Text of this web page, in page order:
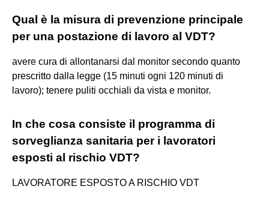
Qual è la misura di prevenzione principale
per una postazione di lavoro al VDT?
avere cura di allontanarsi dal monitor secondo quanto
prescritto dalla legge (15 minuti ogni 120 minuti di
lavoro); tenere puliti occhiali da vista e monitor.
In che cosa consiste il programma di
sorveglianza sanitaria per i lavoratori
esposti al rischio VDT?
LAVORATORE ESPOSTO A RISCHIO VDT